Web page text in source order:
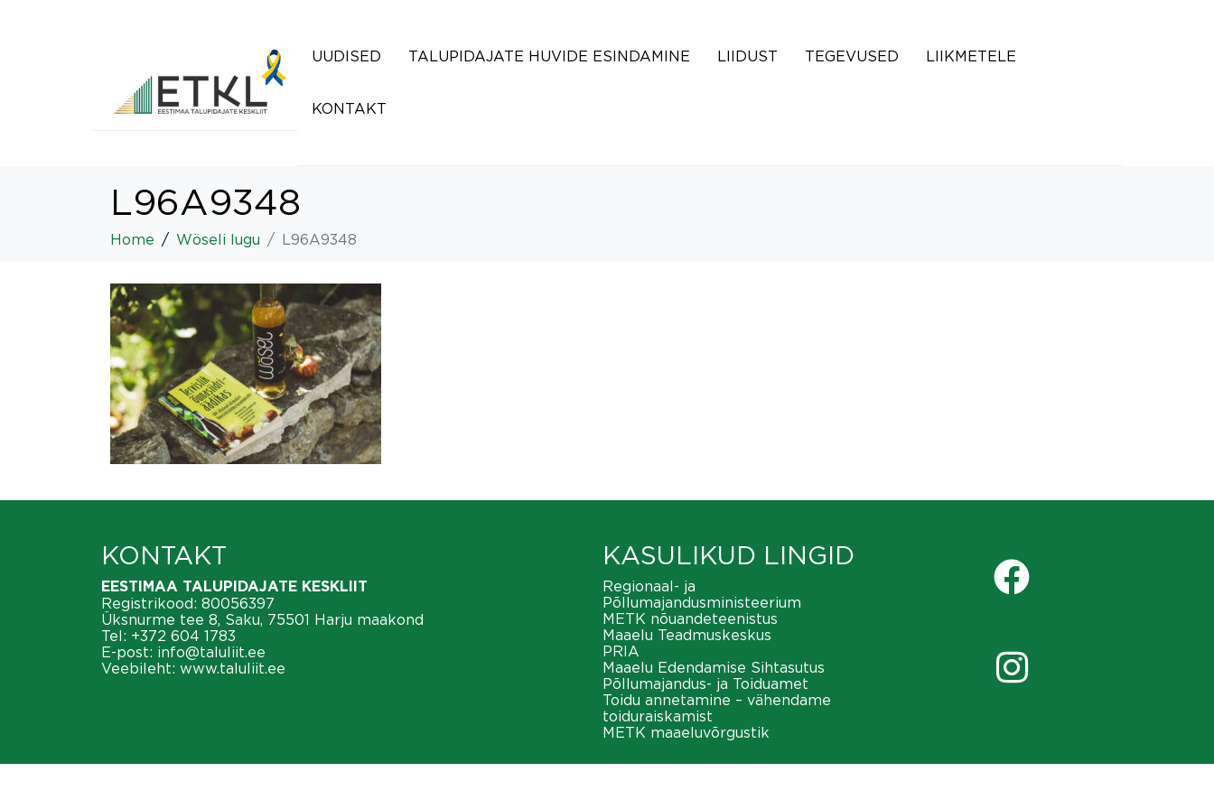
UUDISED TALUPIDAJATE HUVIDE ESINDAMINE LIIDUST TEGEVUSED LIIKMETELE
KONTAKT
L96A9348
Home Wöseli lugu L96A9348
KONTAKT
EESTIMAA TALUPIDAJATE KESKLIIT
Registrikood: 80056397
Üksnurme tee 8, Saku, 75501 Harju maakond
Tel: +372 604 1783
E-post: info@taluliit.ee
Veebileht: www.taluliit.ee
KASULIKUD LINGID
Regionaal- ja
Põllumajandusministeerium
METK nõuandeteenistus
Maaelu Teadmuskeskus
PRIA
Maaelu Edendamise Sihtasutus
Põllumajandus- ja Toiduamet
Toidu annetamine – vähendame
toiduraiskamist
METK maaeluvõrgustik